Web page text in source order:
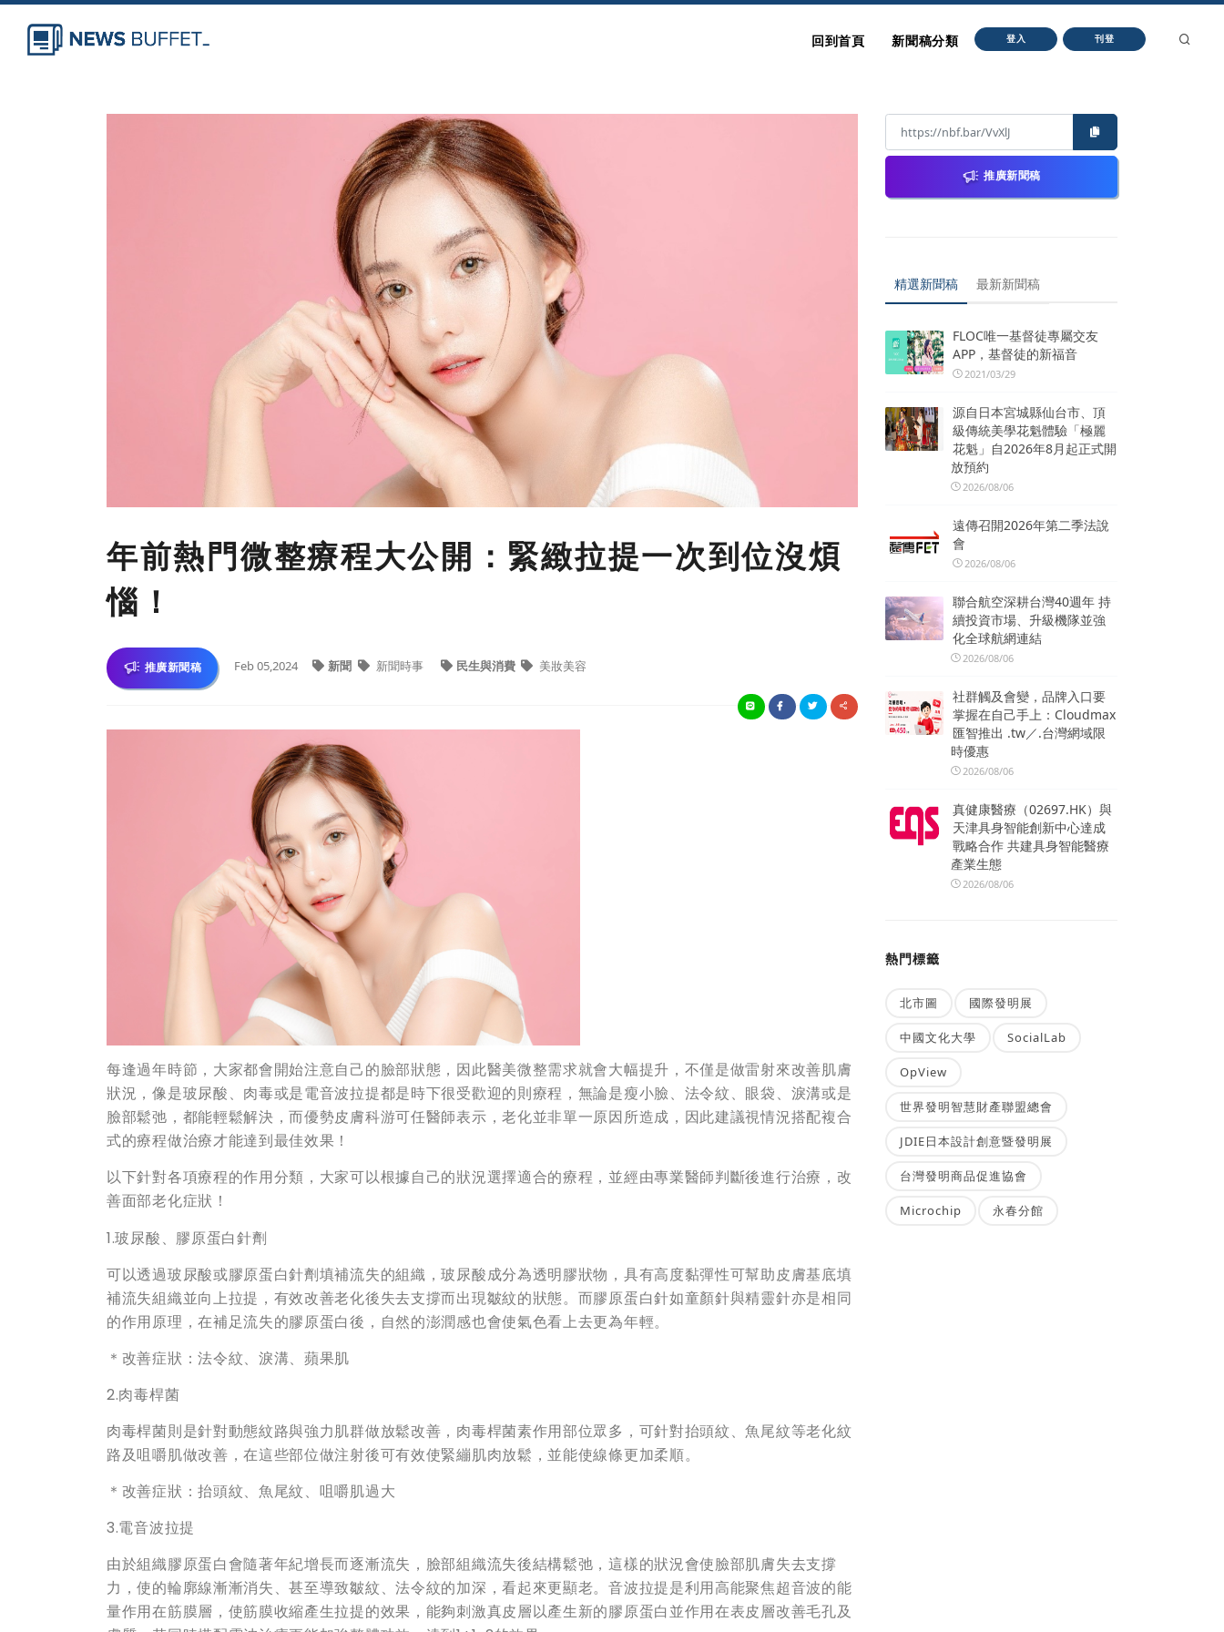
回到首頁 新聞稿分類 登入 刊登
年前熱門微整療程大公開：緊緻拉提一次到位沒煩
惱！
推廣新聞稿 Feb 05,2024 新聞 新聞時事 民生與消費 美妝美容
每逢過年時節，大家都會開始注意自己的臉部狀態，因此醫美微整需求就會大幅提升，不僅是做雷射來改善肌膚
狀況，像是玻尿酸、肉毒或是電音波拉提都是時下很受歡迎的則療程，無論是瘦小臉、法令紋、眼袋、淚溝或是
臉部鬆弛，都能輕鬆解決，而優勢皮膚科游可任醫師表示，老化並非單一原因所造成，因此建議視情況搭配複合
式的療程做治療才能達到最佳效果！
以下針對各項療程的作用分類，大家可以根據自己的狀況選擇適合的療程，並經由專業醫師判斷後進行治療，改
善面部老化症狀！
1.玻尿酸、膠原蛋白針劑
可以透過玻尿酸或膠原蛋白針劑填補流失的組織，玻尿酸成分為透明膠狀物，具有高度黏彈性可幫助皮膚基底填
補流失組織並向上拉提，有效改善老化後失去支撐而出現皺紋的狀態。而膠原蛋白針如童顏針與精靈針亦是相同
的作用原理，在補足流失的膠原蛋白後，自然的澎潤感也會使氣色看上去更為年輕。
＊改善症狀：法令紋、淚溝、蘋果肌
2.肉毒桿菌
肉毒桿菌則是針對動態紋路與強力肌群做放鬆改善，肉毒桿菌素作用部位眾多，可針對抬頭紋、魚尾紋等老化紋
路及咀嚼肌做改善，在這些部位做注射後可有效使緊繃肌肉放鬆，並能使線條更加柔順。
＊改善症狀：抬頭紋、魚尾紋、咀嚼肌過大
3.電音波拉提
由於組織膠原蛋白會隨著年紀增長而逐漸流失，臉部組織流失後結構鬆弛，這樣的狀況會使臉部肌膚失去支撐
力，使的輪廓線漸漸消失、甚至導致皺紋、法令紋的加深，看起來更顯老。音波拉提是利用高能聚焦超音波的能
量作用在筋膜層，使筋膜收縮產生拉提的效果，能夠刺激真皮層以產生新的膠原蛋白並作用在表皮層改善毛孔及
推廣新聞稿
精選新聞稿 最新新聞稿
FLOC唯一基督徒專屬交友
APP，基督徒的新福音
2021/03/29
源自日本宮城縣仙台市、頂
級傳統美學花魁體驗「極麗
花魁」自2026年8月起正式開
放預約
2026/08/06
遠傳召開2026年第二季法說
會
2026/08/06
聯合航空深耕台灣40週年 持
續投資市場、升級機隊並強
化全球航網連結
2026/08/06
社群觸及會變，品牌入口要
掌握在自己手上：Cloudmax
匯智推出 .tw／.台灣網域限
時優惠
2026/08/06
真健康醫療（02697.HK）與
天津具身智能創新中心達成
戰略合作 共建具身智能醫療
產業生態
2026/08/06
熱門標籤
北市圖 國際發明展
中國文化大學 SocialLab
OpView
世界發明智慧財產聯盟總會
JDIE日本設計創意暨發明展
台灣發明商品促進協會
Microchip 永春分館